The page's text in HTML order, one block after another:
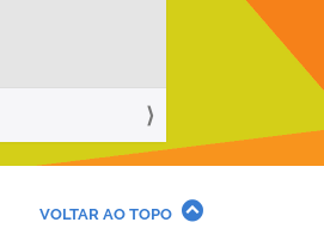
VOLTAR AO TOPO